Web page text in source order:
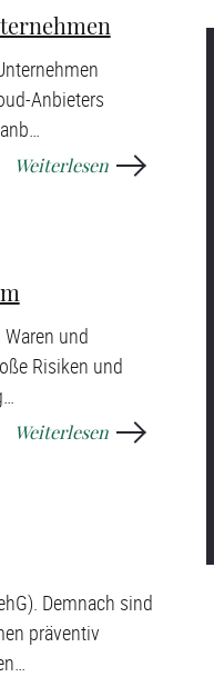
Anbieters
…
Weiterlesen
und
Risiken und
…
Weiterlesen
Demnach sind
präventiv
…